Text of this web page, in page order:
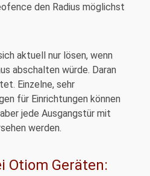
den Radius möglichst
aktuell nur lösen, wenn
abschalten würde. Daran
Einzelne, sehr
für Einrichtungen können
jede Ausgangstür mit
werden.
Otiom Geräten: